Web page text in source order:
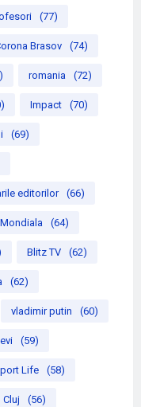
(77)
Brasov (74)
romania (72)
Impact (70)
(69)
editorilor (66)
Mondiala (64)
Blitz TV (62)
(62)
vladimir putin (60)
(59)
Life (58)
Cluj (56)